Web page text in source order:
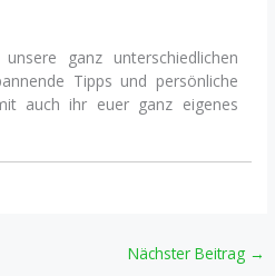
ganz unterschiedlichen
Tipps und persönliche
auch ihr euer ganz eigenes
Nächster Beitrag →